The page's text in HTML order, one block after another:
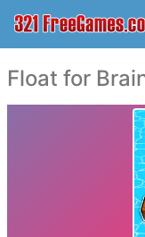
Float for